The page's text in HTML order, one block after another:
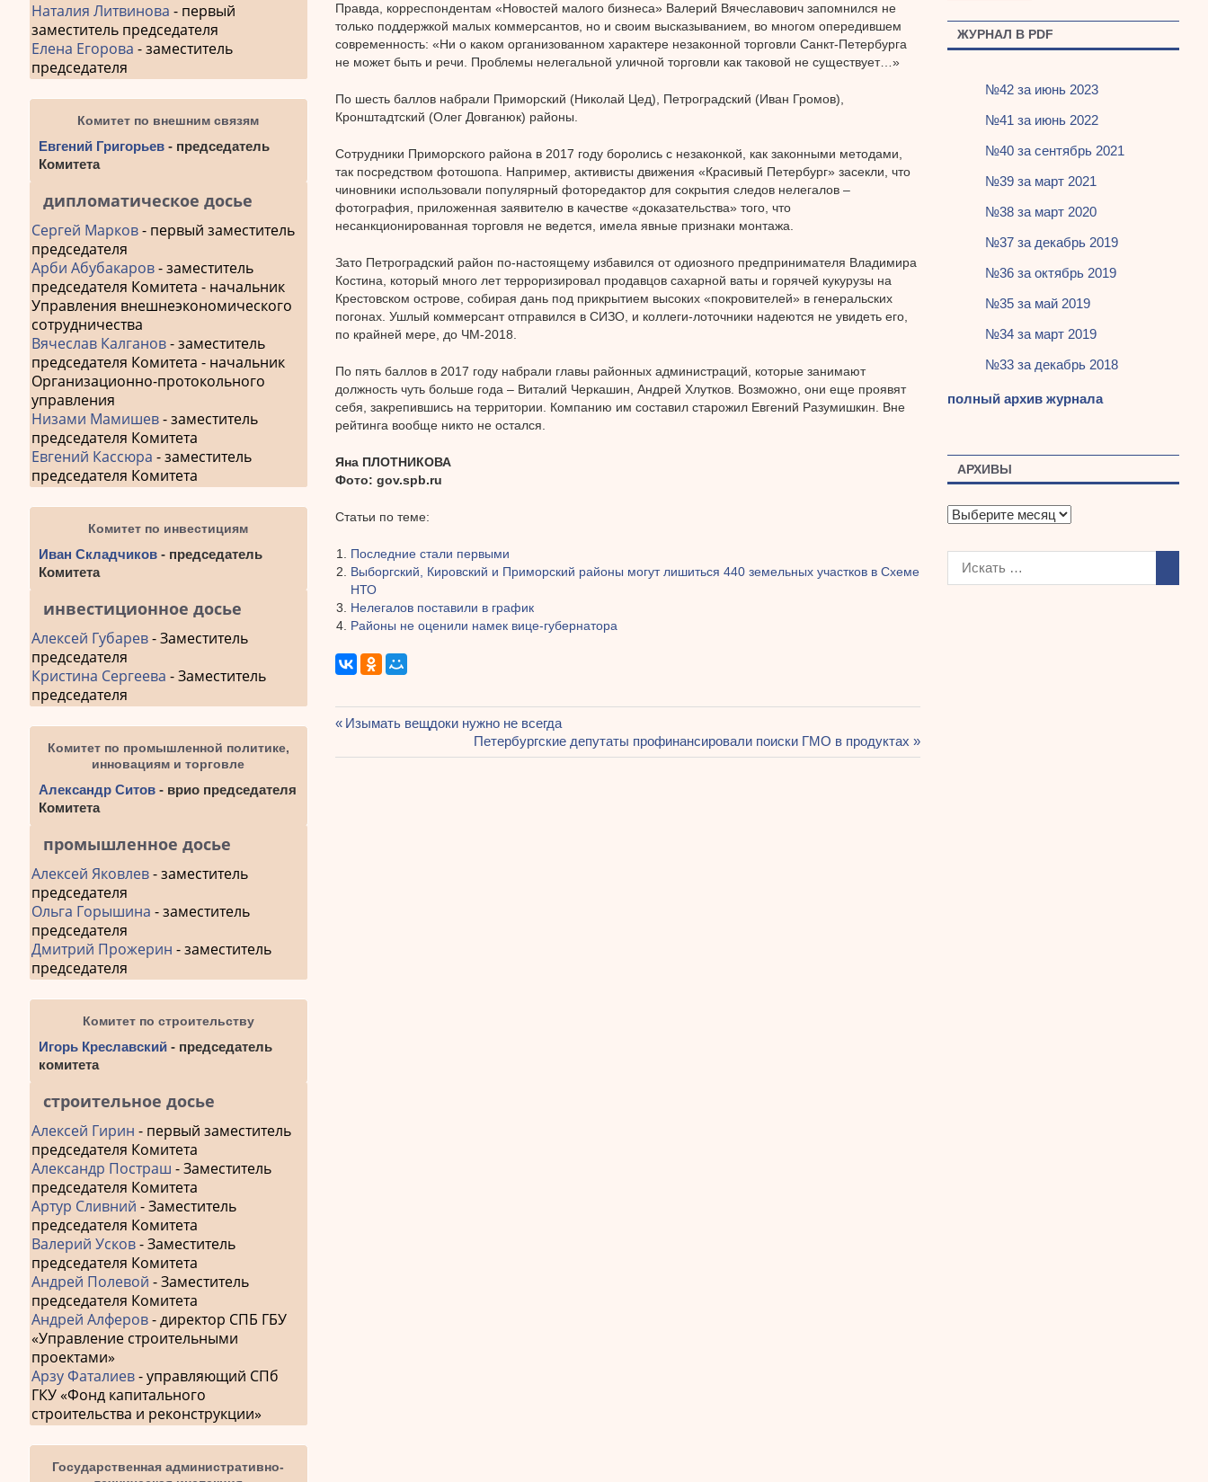
Правда, корреспондентам «Новостей малого бизнеса» Валерий Вячеславович запомнился не
только поддержкой малых коммерсантов, но и своим высказыванием, во многом опередившем
современность: «Ни о каком организованном характере незаконной торговли Санкт-Петербурга
не может быть и речи. Проблемы нелегальной уличной торговли как таковой не существует…»
По шесть баллов набрали Приморский (Николай Цед), Петроградский (Иван Громов),
Кронштадтский (Олег Довганюк) районы.
Сотрудники Приморского района в 2017 году боролись с незаконкой, как законными методами,
так посредством фотошопа. Например, активисты движения «Красивый Петербург» засекли, что
чиновники использовали популярный фоторедактор для сокрытия следов нелегалов –
фотография, приложенная заявителю в качестве «доказательства» того, что
несанкционированная торговля не ведется, имела явные признаки монтажа.
Зато Петроградский район по-настоящему избавился от одиозного предпринимателя Владимира
Костина, который много лет терроризировал продавцов сахарной ваты и горячей кукурузы на
Крестовском острове, собирая дань под прикрытием высоких «покровителей» в генеральских
погонах. Ушлый коммерсант отправился в СИЗО, и коллеги-лоточники надеются не увидеть его,
по крайней мере, до ЧМ-2018.
По пять баллов в 2017 году набрали главы районных администраций, которые занимают
должность чуть больше года – Виталий Черкашин, Андрей Хлутков. Возможно, они еще проявят
себя, закрепившись на территории. Компанию им составил старожил Евгений Разумишкин. Вне
рейтинга вообще никто не остался.
Яна ПЛОТНИКОВА
Фото: gov.spb.ru
Статьи по теме:
Последние стали первыми
Выборгский, Кировский и Приморский районы могут лишиться 440 земельных участков в Схеме
НТО
Нелегалов поставили в график
Районы не оценили намек вице-губернатора
Предыдущая
Изымать вещдоки нужно не всегда
Следующая
запись:
Петербургские депутаты профинансировали поиски ГМО в продуктах
Наталия Литвинова - первый
заместитель председателя
Елена Егорова - заместитель
председателя
Комитет по внешним связям
Евгений Григорьев - председатель
Комитета
дипломатическое досье
Сергей Марков- первый заместитель
председателя
Арби Абубакаров- заместитель
председателя Комитета - начальник
Управления внешнеэкономического
сотрудничества
Вячеслав Калганов- заместитель
председателя Комитета - начальник
Организационно-протокольного
управления
Низами Мамишев- заместитель
председателя Комитета
Евгений Кассюра - заместитель
председателя Комитета
Комитет по инвестициям
Иван Складчиков - председатель
Комитета
инвестиционное досье
Алексей Губарев- Заместитель
председателя
Кристина Сергеева - Заместитель
председателя
Комитет по промышленной политике,
инновациям и торговле
Александр Ситов - врио председателя
Комитета
промышленное досье
Алексей Яковлев- заместитель
председателя
Ольга Горышина - заместитель
председателя
Дмитрий Прожерин - заместитель
председателя
Комитет по строительству
Игорь Креславский - председатель
комитета
строительное досье
Алексей Гирин - первый заместитель
председателя Комитета
Александр Постраш - Заместитель
председателя Комитета
Артур Сливний - Заместитель
председателя Комитета
Валерий Усков- Заместитель
председателя Комитета
Андрей Полевой - Заместитель
председателя Комитета
Андрей Алферов- директор СПБ ГБУ
«Управление строительными
проектами»
Арзу Фаталиев- управляющий СПб
ГКУ «Фонд капитального
строительства и реконструкции»
Государственная административно-
ЖУРНАЛ В PDF
№42 за июнь 2023
№41 за июнь 2022
№40 за сентябрь 2021
№39 за март 2021
№38 за март 2020
№37 за декабрь 2019
№36 за октябрь 2019
№35 за май 2019
№34 за март 2019
№33 за декабрь 2018
полный архив журнала
АРХИВЫ
А
х
в